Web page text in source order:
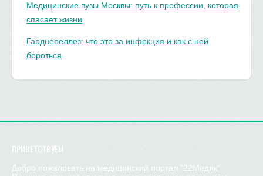
Медицинские вузы Москвы: путь к профессии, которая
спасает жизни
Гарднереллез: что это за инфекция и как с ней
бороться
ПРИВЕТСТВУЕМ
Добро пожаловать на медицинский портал "22Медик".